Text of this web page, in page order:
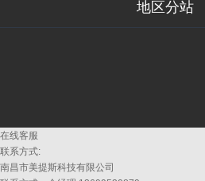
地区分站
在线客服
联系方式:
南昌市美提斯科技有限公司